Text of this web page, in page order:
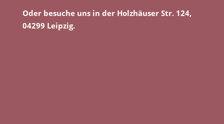
Oder besuche uns in der Holzhäuser Str. 124,
04299 Leipzig.